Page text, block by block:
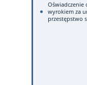
Oświadczenie
wyrokiem za
przestępstwo